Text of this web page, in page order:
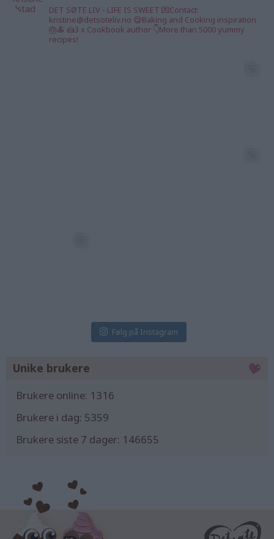
DET SØTE LIV - LIFE IS SWEET 💌Contact:
kristine@detsoteliv.no 😋Baking and Cooking inspiration
🎂🍝 🍰3 x Cookbook author 👇More than 5000 yummy
recipes!
Følg på Instagram
Unike brukere
Brukere online: 1316
Brukere i dag: 5359
Brukere siste 7 dager: 146655